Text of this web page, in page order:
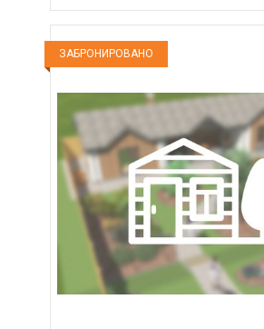
ЗАБРОНИРОВАНО